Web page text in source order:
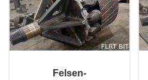
Felsen-